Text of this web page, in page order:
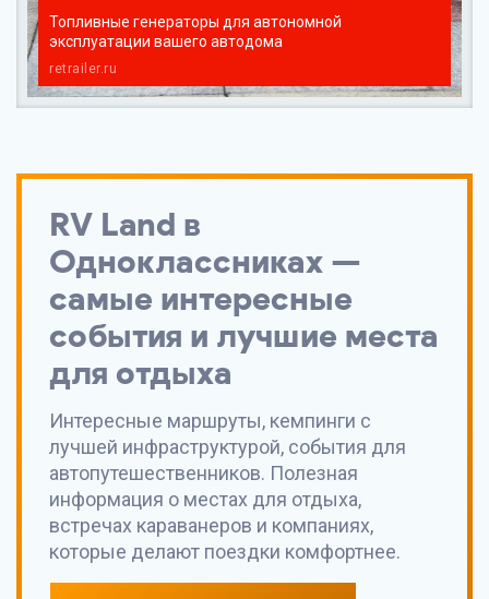
Топливные генераторы для автономной
эксплуатации вашего автодома
retrailer.ru
RV Land в
Одноклассниках —
самые интересные
события и лучшие места
для отдыха
Интересные маршруты, кемпинги с
лучшей инфраструктурой, события для
автопутешественников. Полезная
информация о местах для отдыха,
встречах караванеров и компаниях,
которые делают поездки комфортнее.